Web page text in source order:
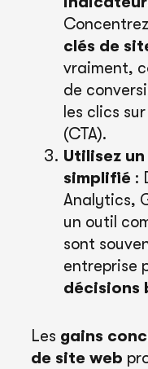
clés de
vraiment,
de
les clics
(CTA).
Utilisez
simplifié :
Analytics,
un outil
sont
entreprise
décisions
Les gains
de site web